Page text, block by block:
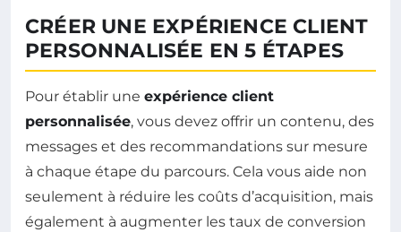
CRÉER UNE EXPÉRIENCE CLIENT
PERSONNALISÉE EN 5 ÉTAPES
Pour établir une expérience client
personnalisée, vous devez offrir un contenu, des
messages et des recommandations sur mesure
à chaque étape du parcours. Cela vous aide non
seulement à réduire les coûts d’acquisition, mais
également à augmenter les taux de conversion